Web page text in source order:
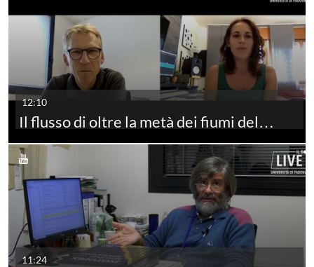
12:10
Il flusso di oltre la metà dei fiumi del…
11:24